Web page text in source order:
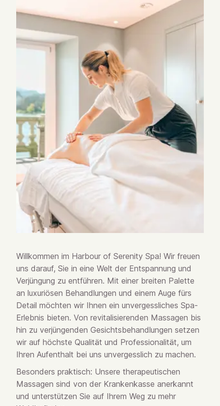
Willkommen im Harbour of Serenity Spa! Wir freuen
uns darauf, Sie in eine Welt der Entspannung und
Verjüngung zu entführen. Mit einer breiten Palette
an luxuriösen Behandlungen und einem Auge fürs
Detail möchten wir Ihnen ein unvergessliches Spa-
Erlebnis bieten. Von revitalisierenden Massagen bis
hin zu verjüngenden Gesichtsbehandlungen setzen
wir auf höchste Qualität und Professionalität, um
Ihren Aufenthalt bei uns unvergesslich zu machen.
Besonders praktisch: Unsere therapeutischen
Massagen sind von der Krankenkasse anerkannt
und unterstützen Sie auf Ihrem Weg zu mehr